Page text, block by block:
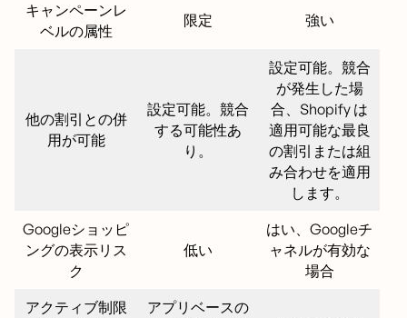
キャンペーンレ
ベルの属性
限定 強い
他の割引との併
用が可能
設定可能。競合
する可能性あ
り。
設定可能。競合
が発生した場
合、Shopify は
適用可能な最良
の割引または組
み合わせを適用
します。
Googleショッピ
ングの表示リス
ク
低い
はい、Googleチ
ャネルが有効な
場合
アクティブ制限
アプリベースの